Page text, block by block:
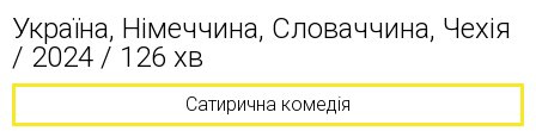
Україна, Німеччина, Словаччина, Чехія
/ 2024 / 126 хв
Сатирична комедія